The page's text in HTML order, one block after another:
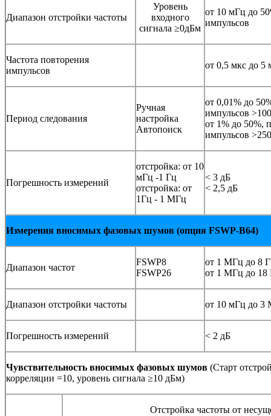
Диапазон отстройки частоты
Уровень
входного
сигнала ≥0дБм
от 10 мГц до
импульсов
Частота повторения
импульсов
от 0,5 мкс до 5
Период следования
Ручная
настройка
Автопоиск
от 0,01% до
импульсов
от 1% до 50%,
импульсов
Погрешность измерений
отстройка: от 10
мГц -1 Гц
отстройка: от
1Гц - 1 МГц
< 3 дБ
< 2,5 дБ
Измерения вносимых фазовых шумов (опция FSWP-B64)
Диапазон частот
FSWP8
FSWP26
от 1 МГц до 8
от 1 МГц до 18
Диапазон отстройки частоты от 10 мГц до 3
Погрешность измерений < 2 дБ
Чувствительность вносимых фазовых шумов (Старт
корреляции =10, уровень сигнала ≥10 дБм)
Отстройка частоты от